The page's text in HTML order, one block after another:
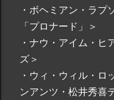
・ボヘミアン・ラ
「プロナード」＞
・ナウ・アイム・ヒ
ズ＞
・ウィ・ウィル・ロ
ンアンツ・松井秀喜